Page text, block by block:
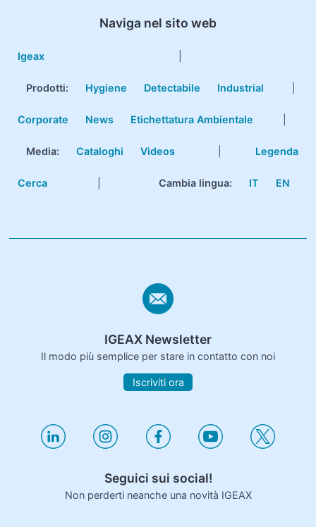
Naviga nel sito web
Igeax
Prodotti: Hygiene Detectabile Industrial
Corporate News Etichettatura Ambientale
Media: Cataloghi Videos Legenda
Cerca Cambia lingua: IT EN
IGEAX Newsletter
Il modo più semplice per stare in contatto con noi
Iscriviti ora
Seguici sui social!
Non perderti neanche una novità IGEAX